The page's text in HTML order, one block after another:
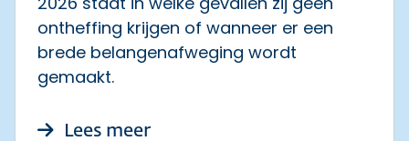
ontheffing krijgen of wanneer er een
brede belangenafweging wordt
gemaakt.
Lees meerover Aanvragen ontheffing